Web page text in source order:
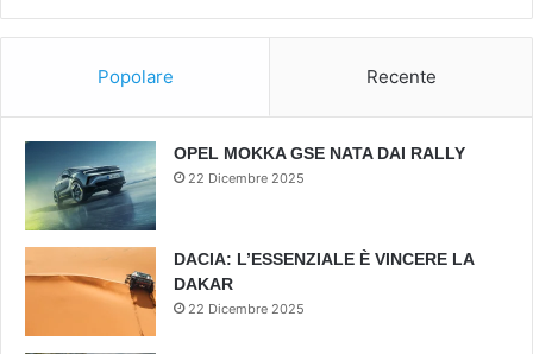
Popolare Recente
OPEL MOKKA GSE NATA DAI RALLY
22 Dicembre 2025
DACIA: L’ESSENZIALE È VINCERE LA
DAKAR
22 Dicembre 2025